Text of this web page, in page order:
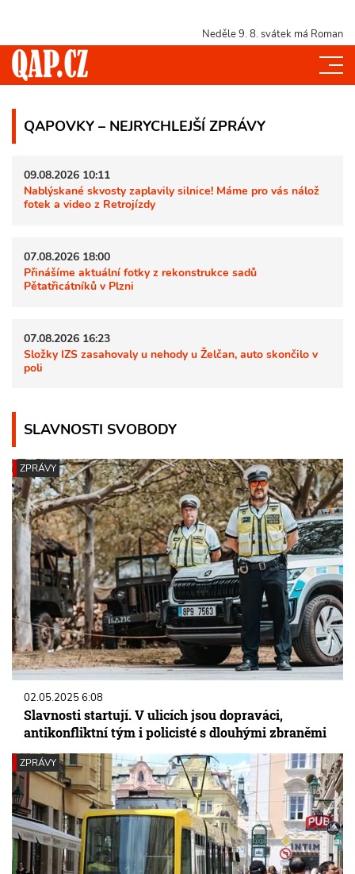
Neděle 9. 8. svátek má Roman
QAPOVKY – NEJRYCHLEJŠÍ ZPRÁVY
09.08.2026 10:11
Nablýskané skvosty zaplavily silnice! Máme pro vás nálož
fotek a video z Retrojízdy
07.08.2026 18:00
Přinášíme aktuální fotky z rekonstrukce sadů
Pětatřicátníků v Plzni
07.08.2026 16:23
Složky IZS zasahovaly u nehody u Želčan, auto skončilo v
poli
SLAVNOSTI SVOBODY
ZPRÁVY
02.05.2025 6:08
Slavnosti startují. V ulicích jsou dopraváci,
antikonfliktní tým i policisté s dlouhými zbraněmi
ZPRÁVY